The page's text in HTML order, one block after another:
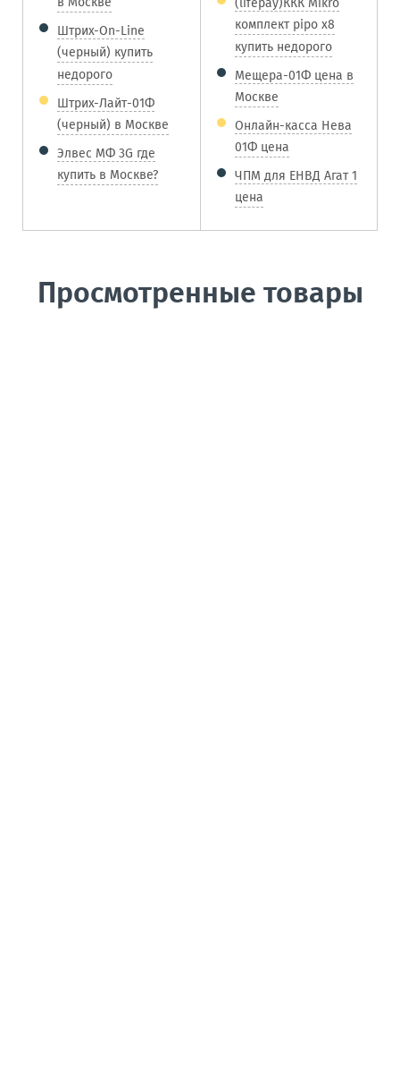
Штрих-On-Line
(черный) купить
недорого
Штрих-Лайт-01Ф
(черный) в Москве
Элвес МФ 3G где
купить в Москве?
(lifepay)ККК Mikro
комплект pipo x8
купить недорого
Мещера-01Ф цена в
Москве
Онлайн-касса Нева
01Ф цена
ЧПМ для ЕНВД Агат 1
цена
Просмотренные товары